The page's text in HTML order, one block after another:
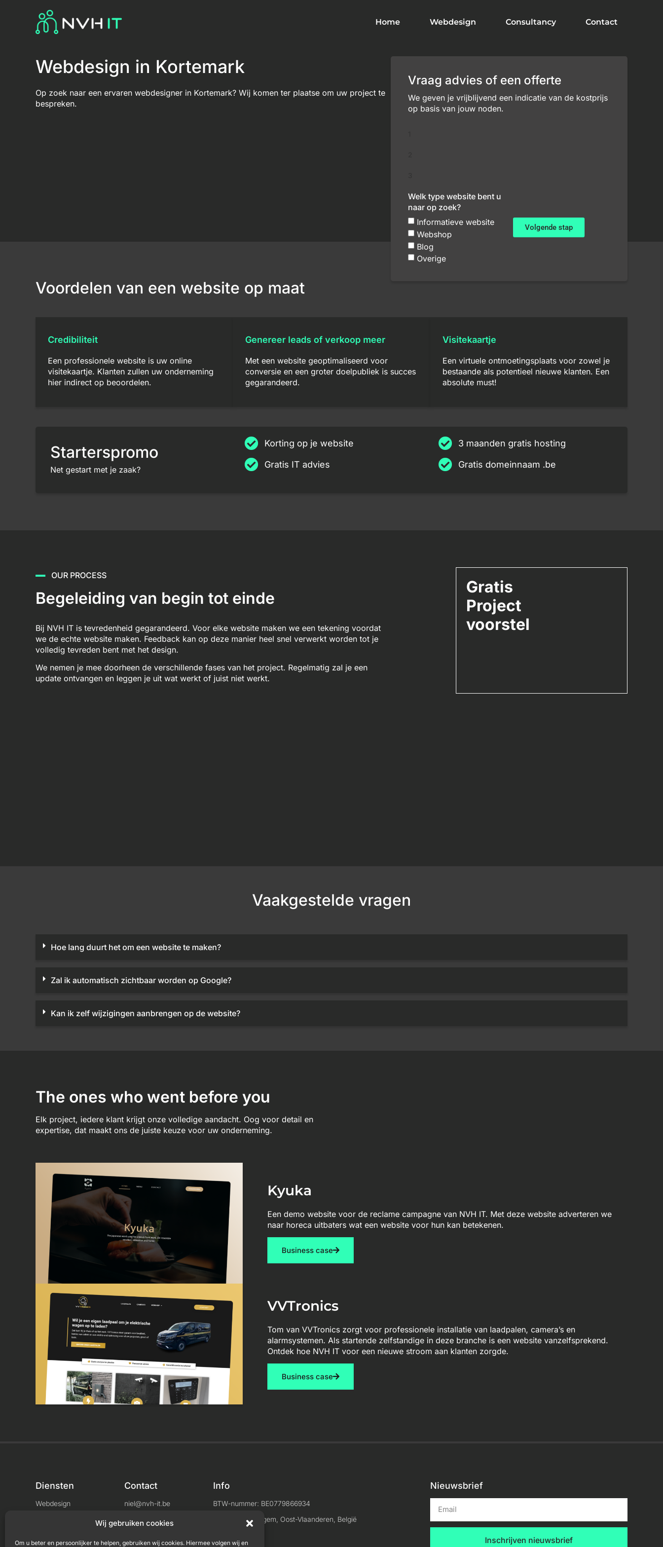
Wij gebruiken cookies
Om u beter en persoonlijker te helpen, gebruiken wij cookies. Hiermee volgen wij en
Home Webdesign Consultancy Contact
Webdesign in Kortemark
Op zoek naar een ervaren webdesigner in Kortemark? Wij komen ter plaatse om uw project te
bespreken.
Vraag advies of een offerte
We geven je vrijblijvend een indicatie van de kostprijs
op basis van jouw noden.
Welk type website bent u
naar op zoek?
Informatieve website
Webshop
Blog
Overige
Volgende stap
Voordelen van een website op maat
Credibiliteit
Een professionele website is uw online
visitekaartje. Klanten zullen uw onderneming
hier indirect op beoordelen.
Genereer leads of verkoop meer
Met een website geoptimaliseerd voor
conversie en een groter doelpubliek is succes
gegarandeerd.
Visitekaartje
Een virtuele ontmoetingsplaats voor zowel je
bestaande als potentieel nieuwe klanten. Een
absolute must!
Starterspromo
Net gestart met je zaak?
Korting op je website
Gratis IT advies
3 maanden gratis hosting
Gratis domeinnaam .be
OUR PROCESS
Begeleiding van begin tot einde
Bij NVH IT is tevredenheid gegarandeerd. Voor elke website maken we een tekening voordat
we de echte website maken. Feedback kan op deze manier heel snel verwerkt worden tot je
volledig tevreden bent met het design.
We nemen je mee doorheen de verschillende fases van het project. Regelmatig zal je een
update ontvangen en leggen je uit wat werkt of juist niet werkt.
Gratis
Project
voorstel
Vaakgestelde vragen
Hoe lang duurt het om een website te maken?
Zal ik automatisch zichtbaar worden op Google?
Kan ik zelf wijzigingen aanbrengen op de website?
The ones who went before you
Elk project, iedere klant krijgt onze volledige aandacht. Oog voor detail en
expertise, dat maakt ons de juiste keuze voor uw onderneming.
Kyuka
Een demo website voor de reclame campagne van NVH IT. Met deze website adverteren we
naar horeca uitbaters wat een website voor hun kan betekenen.
Business case
VVTronics
Tom van VVTronics zorgt voor professionele installatie van laadpalen, camera’s en
alarmsystemen. Als startende zelfstandige in deze branche is een website vanzelfsprekend.
Ontdek hoe NVH IT voor een nieuwe stroom aan klanten zorgde.
Business case
Diensten
Webdesign
Contact
niel@nvh-it.be
+32 456 04 33 71
Info
BTW-nummer: BE0779866934
Locatie: Maldegem, Oost-Vlaanderen, België
Nieuwsbrief
Inschrijven nieuwsbrief